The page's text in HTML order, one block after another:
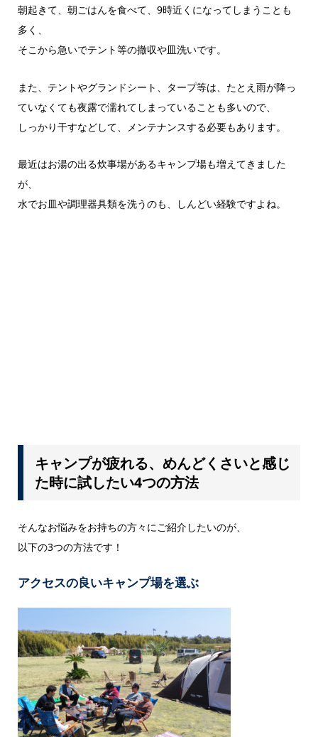
朝起きて、朝ごはんを食べて、9時近くになってしまうことも
多く、
そこから急いでテント等の撤収や皿洗いです。
また、テントやグランドシート、タープ等は、たとえ雨が降っ
ていなくても夜露で濡れてしまっていることも多いので、
しっかり干すなどして、メンテナンスする必要もあります。
最近はお湯の出る炊事場があるキャンプ場も増えてきました
が、
水でお皿や調理器具類を洗うのも、しんどい経験ですよね。
キャンプが疲れる、めんどくさいと感じ
た時に試したい4つの方法
そんなお悩みをお持ちの方々にご紹介したいのが、
以下の3つの方法です！
アクセスの良いキャンプ場を選ぶ